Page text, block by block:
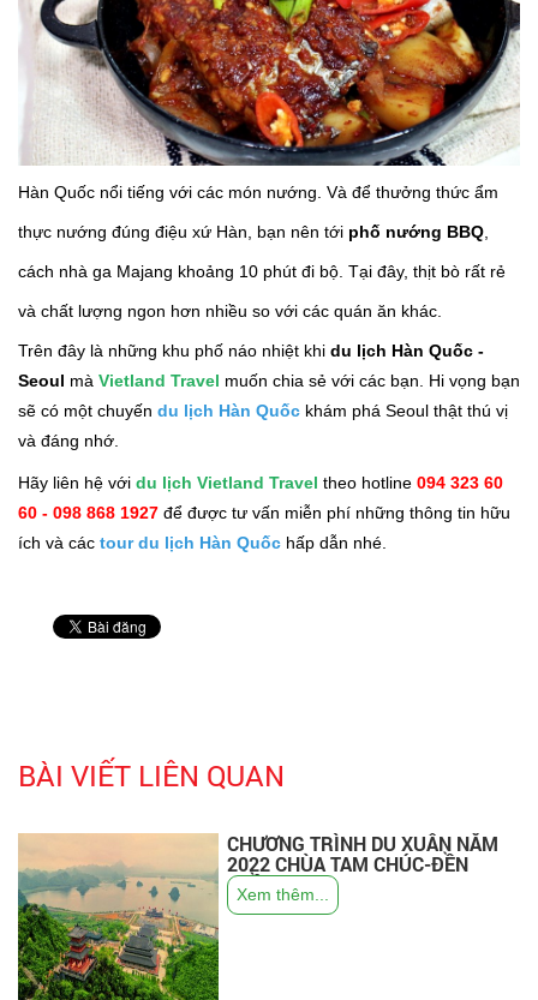
Hàn Quốc nổi tiếng với các món nướng. Và để thưởng thức ẩm
thực nướng đúng điệu xứ Hàn, bạn nên tới phố nướng BBQ
cách nhà ga Majang khoảng 10 phút đi bộ. Tại đây, thịt bò rất rẻ
và chất lượng ngon hơn nhiều so với các quán ăn khác.
Trên đây là những khu phố náo nhiệt khi du lịch Hàn Quốc -
Seoul mà Vietland Travel muốn chia sẻ với các bạn. Hi vọng bạn
sẽ có một chuyến du lịch Hàn Quốc khám phá Seoul thật thú vị
và đáng nhớ.
Hãy liên hệ với du lịch Vietland Travel theo hotline 094 323 60
60 - 098 868 1927 để được tư vấn miễn phí những thông tin hữu
ích và các tour du lịch Hàn Quốc hấp dẫn nhé.
BÀI VIẾT LIÊN QUAN
CHƯƠNG TRÌNH DU XUÂN NĂM
2022 CHÙA TAM CHÚC-ĐỀN
TRẦN THƯƠNG
Xem thêm...